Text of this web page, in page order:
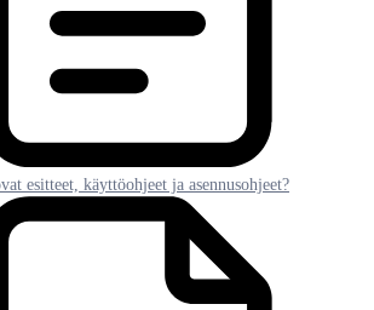
esitteet, käyttöohjeet ja asennusohjeet?